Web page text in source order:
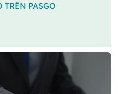
TRÊN PASGO